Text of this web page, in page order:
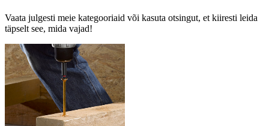
Vaata julgesti meie kategooriaid või kasuta otsingut, et kiiresti leida
täpselt see, mida vajad!